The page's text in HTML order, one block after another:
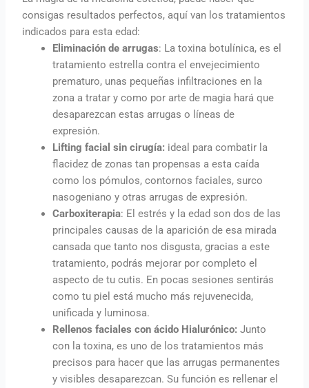
consigas resultados perfectos, aquí van los tratamientos
indicados para esta edad:
Eliminación de arrugas: La toxina botulínica, es el
tratamiento estrella contra el envejecimiento
prematuro, unas pequeñas infiltraciones en la
zona a tratar y como por arte de magia hará que
desaparezcan estas arrugas o líneas de
expresión.
Lifting facial sin cirugía: ideal para combatir la
flacidez de zonas tan propensas a esta caída
como los pómulos, contornos faciales, surco
nasogeniano y otras arrugas de expresión.
Carboxiterapia: El estrés y la edad son dos de las
principales causas de la aparición de esa mirada
cansada que tanto nos disgusta, gracias a este
tratamiento, podrás mejorar por completo el
aspecto de tu cutis. En pocas sesiones sentirás
como tu piel está mucho más rejuvenecida,
unificada y luminosa.
Rellenos faciales con ácido Hialurónico: Junto
con la toxina, es uno de los tratamientos más
precisos para hacer que las arrugas permanentes
y visibles desaparezcan. Su función es rellenar el